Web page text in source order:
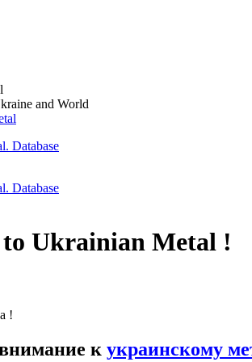
and World
Database
Database
to Ukrainian Metal !
!
к украинскому